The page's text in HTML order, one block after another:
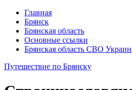
Главная
Брянск
Брянская область
Основные ссылки
Брянская область СВО
Путешествие по Брянску